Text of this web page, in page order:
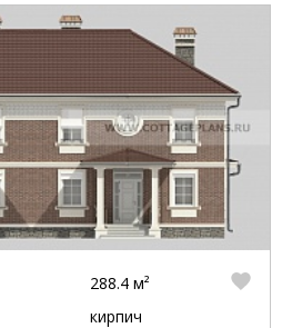
288.4 м²
кирпич